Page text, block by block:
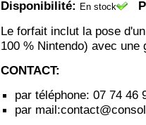
Disponibilité: En stock
Le forfait inclut la pose
100 % Nintendo) avec une
CONTACT:
par téléphone: 07 74 46
par mail: